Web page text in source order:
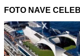
FOTO NAVE